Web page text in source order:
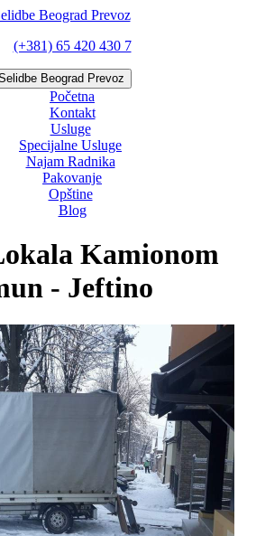
(+381) 65 420 430 7
Početna
Kontakt
Usluge
Specijalne Usluge
Najam Radnika
Pakovanje
Opštine
Blog
Kamionom
- Jeftino